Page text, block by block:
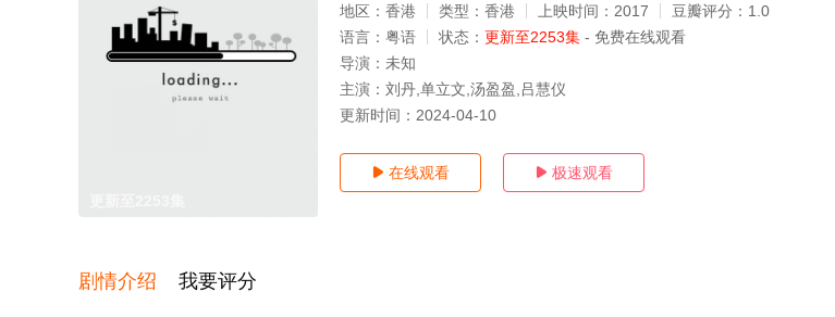
地区： 香港 类型： 香港 上映时间： 2017 豆瓣评分： 1.0
语言： 粤语 状态： 更新至2253集 - 免费在线观看
导演： 未知
主演： 刘丹,单立文,汤盈盈,吕慧仪
更新时间： 2024-04-10
 在线观看  极速观看
剧情介绍 我要评分